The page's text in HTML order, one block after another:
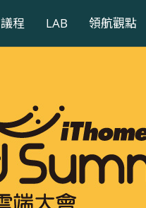
議程 LAB 領航觀點